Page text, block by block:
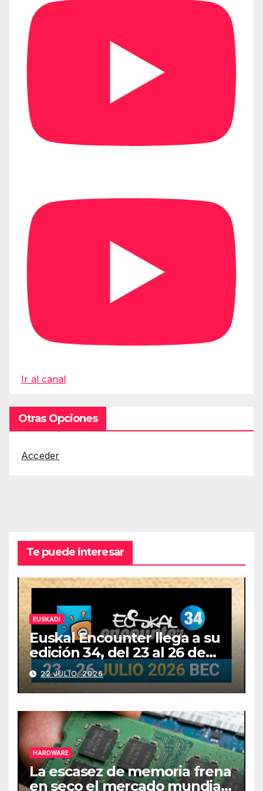
Ir al canal
Otras Opciones
Acceder
Te puede interesar
EUSKADI
Euskal Encounter llega a su
edición 34, del 23 al 26 de
julio
22 JULIO, 2026
HARDWARE
La escasez de memoria frena
en seco el mercado mundial